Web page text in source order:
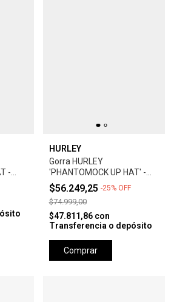
-
HURLEY
Gorra HURLEY
'PHANTOMOCK UP HAT' -
UNIVERSTY RED
$56.249,25 -25% OFF
$74.999,00
$47.811,86 con
Transferencia o depósito
Comprar